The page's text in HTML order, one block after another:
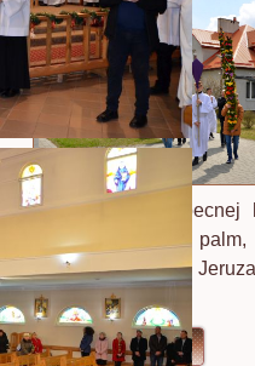
do miasta. W obecnej
błogosławieństwo
wjeżdżającego do
czerwony,
Czytaj więcej...